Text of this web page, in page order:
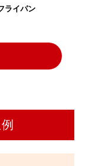
ライパン